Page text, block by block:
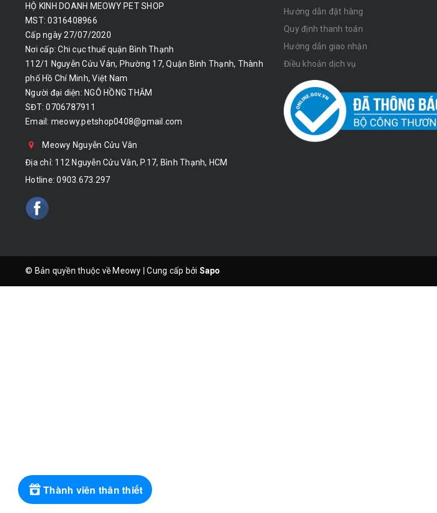
HỘ KINH DOANH MEOWY PET SHOP
MST: 0316408966
Cấp ngày 27/07/2020
Nơi cấp: Chi cục thuế quận Bình Thạnh
112/1 Nguyễn Cửu Vân, Phường 17, Quận Bình Thạnh, Thành
phố Hồ Chí Minh, Việt Nam
Người đại diện: NGÔ HỒNG THẮM
SĐT: 0706787911
Email: meowy.petshop0408@gmail.com
Meowy Nguyễn Cửu Vân
Địa chỉ: 112 Nguyễn Cửu Vân, P.17, Bình Thạnh, HCM
Hotline:0903.673.297
Hướng dẫn đặt hàng
Quy định thanh toán
Hướng dẫn giao nhận
Điều khoản dịch vụ
© Bản quyền thuộc về Meowy Cung cấp bởi Sapo
Thành viên thân thiết